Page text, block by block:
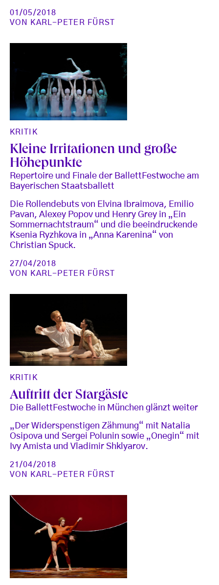
01/05/2018
VON
KARL-PETER FÜRST
KRITIK
Kleine Irritationen und große
Höhepunkte
Repertoire und Finale der BallettFestwoche am
Bayerischen Staatsballett
Die Rollendebuts von Elvina Ibraimova, Emilio
Pavan, Alexey Popov und Henry Grey in „Ein
Sommernachtstraum“ und die beeindruckende
Ksenia Ryzhkova in „Anna Karenina“ von
Christian Spuck.
27/04/2018
VON
KARL-PETER FÜRST
KRITIK
Auftritt der Stargäste
Die BallettFestwoche in München glänzt weiter
„Der Widerspenstigen Zähmung“ mit Natalia
Osipova und Sergei Polunin sowie „Onegin“ mit
Ivy Amista und Vladimir Shklyarov.
21/04/2018
VON
KARL-PETER FÜRST